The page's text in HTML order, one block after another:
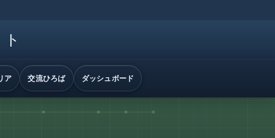
ア 交流ひろば ダッシュボード